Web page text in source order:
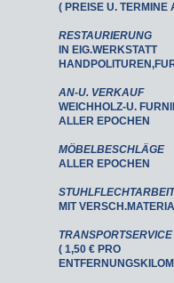
( PREISE U. TERMINE
RESTAURIERUNG
IN EIG.WERKSTATT
AN-U. VERKAUF
WEICHHOLZ-U.
ALLER EPOCHEN
MÖBELBESCHLÄGE
ALLER EPOCHEN
MIT
TRANSPORTSERVICE
( 1,50 € PRO